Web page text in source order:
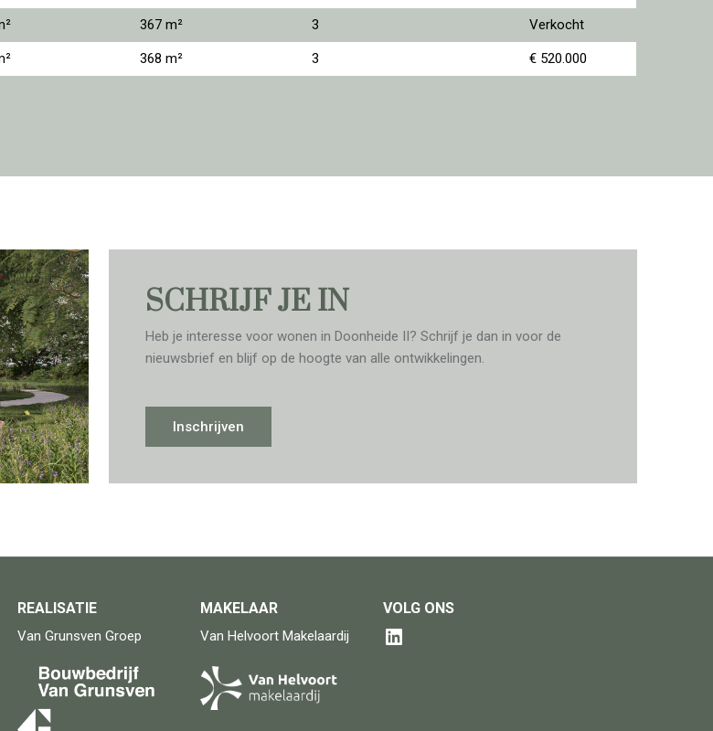
367 m² 3 Verkocht
368 m² 3 € 520.000
SCHRIJF JE IN
Heb je interesse voor wonen in Doonheide II? Schrijf je dan in voor de
nieuwsbrief en blijf op de hoogte van alle ontwikkelingen.
Inschrijven
REALISATIE
Van Grunsven Groep
MAKELAAR
Van Helvoort Makelaardij
VOLG ONS